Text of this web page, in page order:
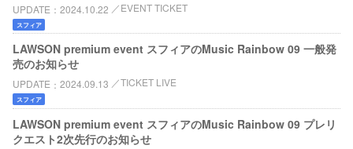
UPDATE 2024.10.22 EVENT TICKET
スフィア
LAWSON premium event スフィアのMusic Rainbow 09 一般発
売のお知らせ
UPDATE 2024.09.13 TICKET LIVE
スフィア
LAWSON premium event スフィアのMusic Rainbow 09 プレリ
クエスト2次先行のお知らせ